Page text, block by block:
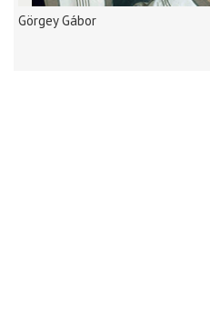
Görgey Gábor